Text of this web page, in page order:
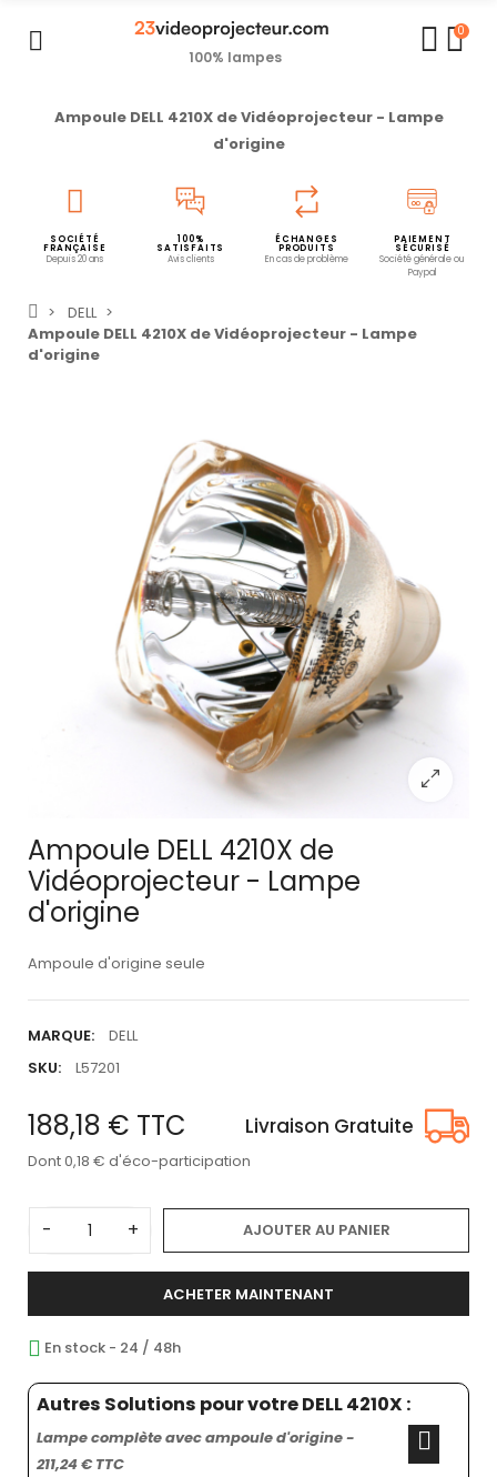
100% lampes
0
Ampoule DELL 4210X de Vidéoprojecteur - Lampe
d'origine
SOCIÉTÉ
FRANÇAISE
Depuis 20 ans
100%
SATISFAITS
Avis clients
ÉCHANGES
PRODUITS
En cas de problème
PAIEMENT
SÉCURISÉ
Société générale ou
Paypal
DELL
Ampoule DELL 4210X de Vidéoprojecteur - Lampe
d'origine
Ampoule DELL 4210X de
Vidéoprojecteur - Lampe
d'origine
Ampoule d'origine seule
MARQUE:
DELL
SKU:
L57201
188,18 € TTC Livraison Gratuite
Dont 0,18 € d'éco-participation
- + AJOUTER AU PANIER
ACHETER MAINTENANT
En stock - 24 / 48h
Autres Solutions pour votre DELL 4210X :
Lampe complète avec ampoule d'origine -
211,24 € TTC